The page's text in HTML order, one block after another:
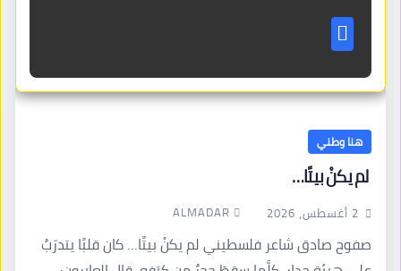
هنا وطني
لم يكنْ بيتًا…
2 أغسطس، 2026 ALMADAR
صفوح صادق شاعر فلسطيني لم يكنْ بيتًا… كان قلبًا يتدرّبُ